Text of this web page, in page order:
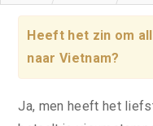
Heeft het zin om
naar Vietnam?
Ja, men heeft het